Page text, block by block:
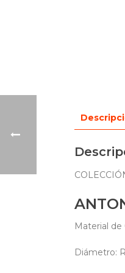
Material de
Diámetro: